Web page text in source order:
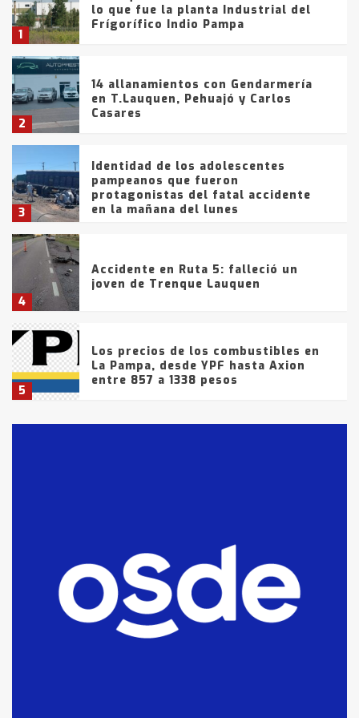
1
lo que fue la planta Industrial del
Frígorífico Indio Pampa
2
14 allanamientos con Gendarmería
en T.Lauquen, Pehuajó y Carlos
Casares
3
Identidad de los adolescentes
pampeanos que fueron
protagonistas del fatal accidente
en la mañana del lunes
4
Accidente en Ruta 5: falleció un
joven de Trenque Lauquen
5
Los precios de los combustibles en
La Pampa, desde YPF hasta Axion
entre 857 a 1338 pesos
fueron detenidos por
comercialización de drogas en la
tarde del sábado
T.Lauquen: se vendió el edificio de
lo que fue la planta Industrial del